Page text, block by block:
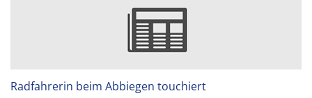
Radfahrerin beim Abbiegen touchiert